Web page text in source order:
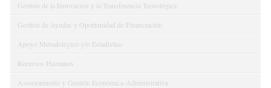
Gestión de la Innovación y la Transferencia Tecnológica
Gestión de Ayudas y Oportunidad de Financiación
Apoyo Metodológico y/o Estadístico
Recursos Humanos
Asesoramiento y Gestión Económica-Administrativa